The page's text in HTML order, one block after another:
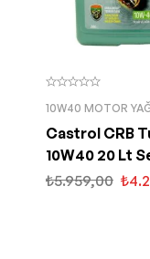
10W40 MOTOR
Castrol CRB
10W40 20 Lt
Motor Yağı
₺5.959,00 ₺